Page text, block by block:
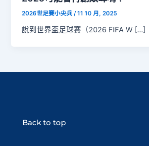
2026世足賽小尖兵/11 10 月, 2025
說到世界盃足球賽（2026 FIFA W […]
Back to top